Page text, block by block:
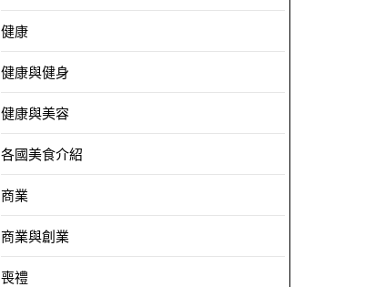
健康
健康與健身
健康與美容
各國美食介紹
商業
商業與創業
喪禮